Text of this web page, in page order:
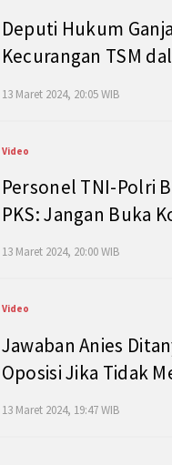
Deputi Hukum
Kecurangan TSM
13 Maret 2024, 20:05 WIB
Video
Personel TNI-Polri
PKS: Jangan Buka
13 Maret 2024, 20:00 WIB
Video
Jawaban Anies
Oposisi Jika Tidak
13 Maret 2024, 19:47 WIB